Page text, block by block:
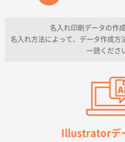
チケットホルダー ダブルポケ
上記のとおりです。
柳さんの対応が素晴らしかっ
フレキソレジ袋 Uバッグ 35号
2026年06月28日 15:14
名入れ印刷データの作
名入れ方法によって、データ作成方
一読くださ
Illustratorデ